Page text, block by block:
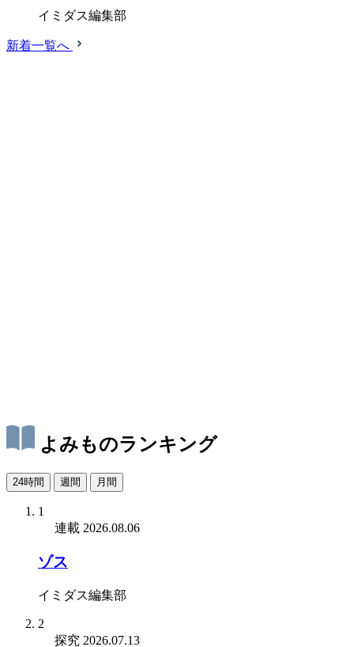
イミダス編集部
新着一覧へ
よみものランキング
24時間 週間 月間
1
連載 2026.08.06
ゾス
イミダス編集部
2
探究 2026.07.13